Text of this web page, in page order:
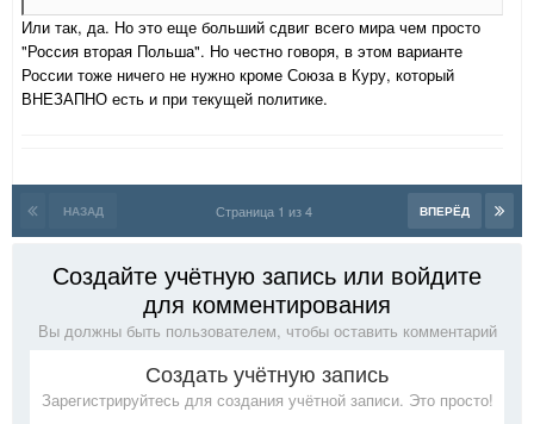
Или так, да. Но это еще больший сдвиг всего мира чем просто
"Россия вторая Польша". Но честно говоря, в этом варианте
России тоже ничего не нужно кроме Союза в Куру, который
ВНЕЗАПНО есть и при текущей политике.
НАЗАД ВПЕРЁД
Страница 1 из 4
Создайте учётную запись или войдите
для комментирования
Вы должны быть пользователем, чтобы оставить комментарий
Создать учётную запись
Зарегистрируйтесь для создания учётной записи. Это просто!